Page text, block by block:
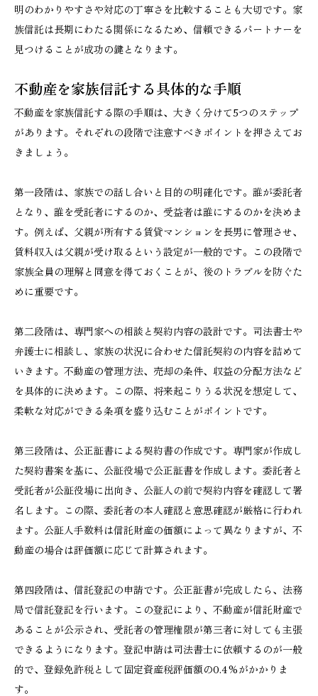
明のわかりやすさや対応の丁寧さを比較することも大切です。家
族信託は長期にわたる関係になるため、信頼できるパートナーを
見つけることが成功の鍵となります。
不動産を家族信託する具体的な手順
不動産を家族信託する際の手順は、大きく分けて5つのステップ
があります。それぞれの段階で注意すべきポイントを押さえてお
きましょう。
第一段階は、家族での話し合いと目的の明確化です。誰が委託者
となり、誰を受託者にするのか、受益者は誰にするのかを決めま
す。例えば、父親が所有する賃貸マンションを長男に管理させ、
賃料収入は父親が受け取るという設定が一般的です。この段階で
家族全員の理解と同意を得ておくことが、後のトラブルを防ぐた
めに重要です。
第二段階は、専門家への相談と契約内容の設計です。司法書士や
弁護士に相談し、家族の状況に合わせた信託契約の内容を詰めて
いきます。不動産の管理方法、売却の条件、収益の分配方法など
を具体的に決めます。この際、将来起こりうる状況を想定して、
柔軟な対応ができる条項を盛り込むことがポイントです。
第三段階は、公正証書による契約書の作成です。専門家が作成し
た契約書案を基に、公証役場で公正証書を作成します。委託者と
受託者が公証役場に出向き、公証人の前で契約内容を確認して署
名します。この際、委託者の本人確認と意思確認が厳格に行われ
ます。公証人手数料は信託財産の価額によって異なりますが、不
動産の場合は評価額に応じて計算されます。
第四段階は、信託登記の申請です。公正証書が完成したら、法務
局で信託登記を行います。この登記により、不動産が信託財産で
あることが公示され、受託者の管理権限が第三者に対しても主張
できるようになります。登記申請は司法書士に依頼するのが一般
的で、登録免許税として固定資産税評価額の0.4%がかかりま
す。